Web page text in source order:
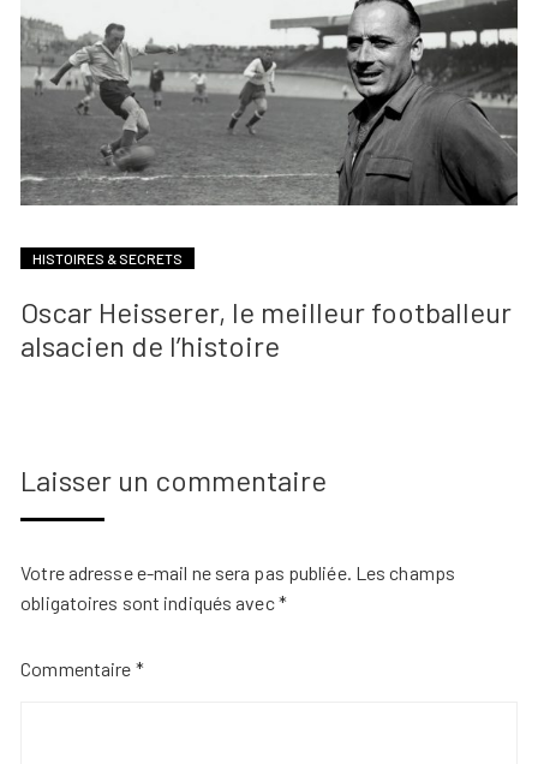
HISTOIRES & SECRETS
Oscar Heisserer, le meilleur footballeur
alsacien de l’histoire
Laisser un commentaire
Votre adresse e-mail ne sera pas publiée. Les champs
obligatoires sont indiqués avec*
Commentaire *